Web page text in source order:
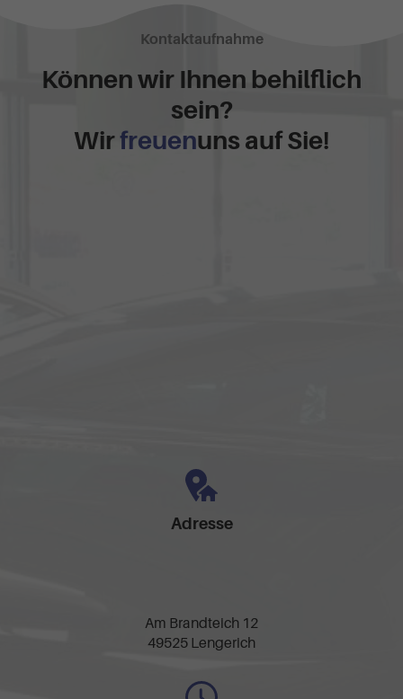
Kontaktaufnahme
Können wir Ihnen behilflich
sein?
Wirfreuenuns auf Sie!
Adresse
Am Brandteich 12
49525 Lengerich